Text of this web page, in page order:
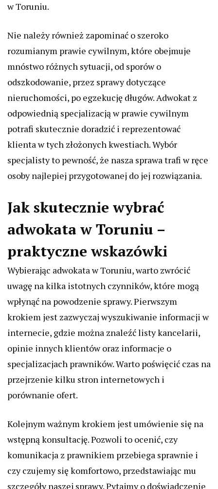
w Toruniu.
Nie należy również zapominać o szeroko
rozumianym prawie cywilnym, które obejmuje
mnóstwo różnych sytuacji, od sporów o
odszkodowanie, przez sprawy dotyczące
nieruchomości, po egzekucję długów. Adwokat z
odpowiednią specjalizacją w prawie cywilnym
potrafi skutecznie doradzić i reprezentować
klienta w tych złożonych kwestiach. Wybór
specjalisty to pewność, że nasza sprawa trafi w ręce
osoby najlepiej przygotowanej do jej rozwiązania.
Jak skutecznie wybrać
adwokata w Toruniu –
praktyczne wskazówki
Wybierając adwokata w Toruniu, warto zwrócić
uwagę na kilka istotnych czynników, które mogą
wpłynąć na powodzenie sprawy. Pierwszym
krokiem jest zazwyczaj wyszukiwanie informacji w
internecie, gdzie można znaleźć listy kancelarii,
opinie innych klientów oraz informacje o
specjalizacjach prawników. Warto poświęcić czas na
przejrzenie kilku stron internetowych i
porównanie ofert.
Kolejnym ważnym krokiem jest umówienie się na
wstępną konsultację. Pozwoli to ocenić, czy
komunikacja z prawnikiem przebiega sprawnie i
czy czujemy się komfortowo, przedstawiając mu
szczegóły naszej sprawy. Pytajmy o doświadczenie